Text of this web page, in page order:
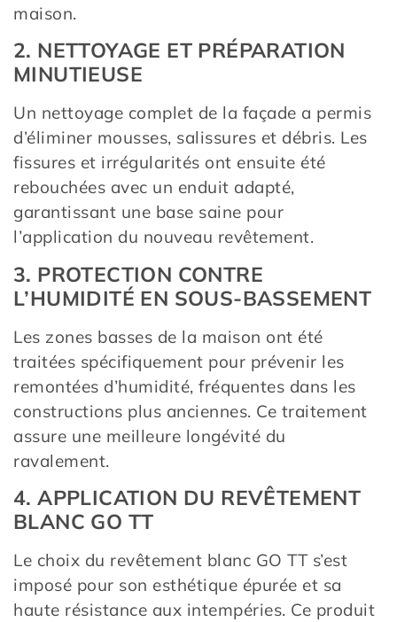
maison.
2. NETTOYAGE ET PRÉPARATION
MINUTIEUSE
Un nettoyage complet de la façade a permis
d’éliminer mousses, salissures et débris. Les
fissures et irrégularités ont ensuite été
rebouchées avec un enduit adapté,
garantissant une base saine pour
l’application du nouveau revêtement.
3. PROTECTION CONTRE
L’HUMIDITÉ EN SOUS-BASSEMENT
Les zones basses de la maison ont été
traitées spécifiquement pour prévenir les
remontées d’humidité, fréquentes dans les
constructions plus anciennes. Ce traitement
assure une meilleure longévité du
ravalement.
4. APPLICATION DU REVÊTEMENT
BLANC GO TT
Le choix du revêtement blanc GO TT s’est
imposé pour son esthétique épurée et sa
haute résistance aux intempéries. Ce produit